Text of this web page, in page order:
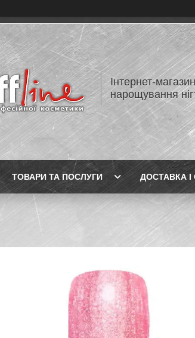
Інтернет-
нарощування
ТОВАРИ ТА ПОСЛУГИ ДОСТАВКА І